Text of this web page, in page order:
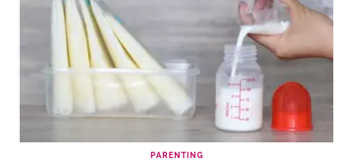
PARENTING